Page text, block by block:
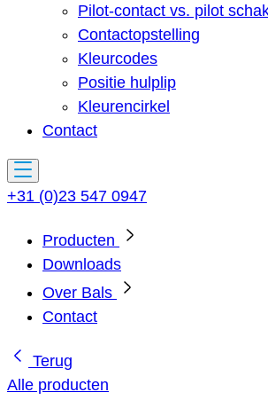
Pilot-contact vs. pilot
Contactopstelling
Kleurcodes
Positie hulplip
Kleurencirkel
Contact
+31 (0)23 547 0947
Producten
Downloads
Over Bals
Contact
Terug
Alle producten